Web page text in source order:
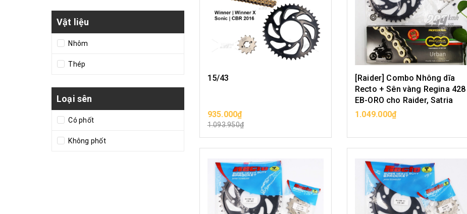
Vật liệu
Nhôm
Thép
Loại sên
Có phốt
Không phốt
15/43
935.000₫
1.093.950₫
CHỌN SẢN PHẨM
[Raider] Combo Nhông dĩa
Recto + Sên vàng Regina 428
EB-ORO cho Raider, Satria
1.049.000₫
CHỌN SẢN PHẨM